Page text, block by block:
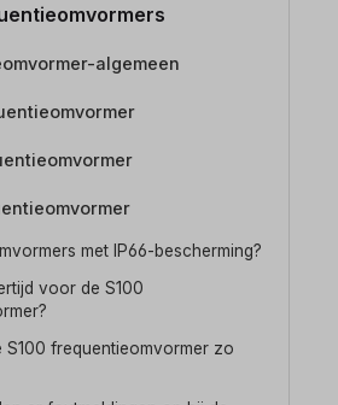
algemeen
met IP66-bescherming?
voor de S100
S100 frequentieomvormer zo